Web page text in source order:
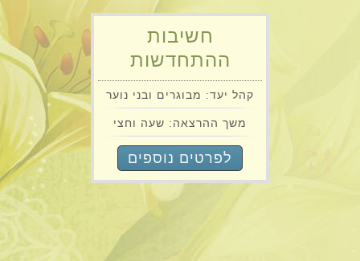
חשיבות
ההתחדשות
קהל יעד: מבוגרים ובני נוער
משך ההרצאה: שעה וחצי
לפרטים נוספים
.